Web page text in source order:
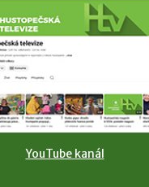
YouTube kanál